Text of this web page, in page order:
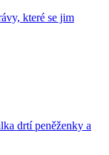
které se jim
drtí peněženky a